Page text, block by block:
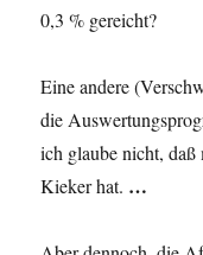
0,3 % gereicht?
Eine andere
die
ich glaube nicht,
Kieker hat. …